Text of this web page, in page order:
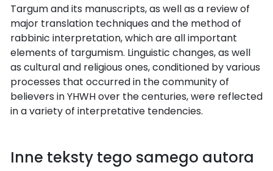
Targum and its manuscripts, as well as a review of
major translation techniques and the method of
rabbinic interpretation, which are all important
elements of targumism. Linguistic changes, as well
as cultural and religious ones, conditioned by various
processes that occurred in the community of
believers in YHWH over the centuries, were reflected
in a variety of interpretative tendencies.
Inne teksty tego samego autora